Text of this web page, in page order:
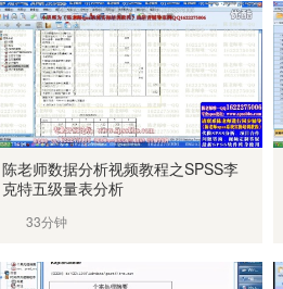
陈老师数据分析视频教程之SPSS李
克特五级量表分析
33分钟